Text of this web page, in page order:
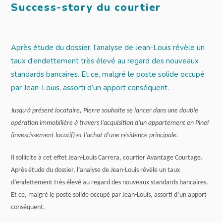
Success-story du courtier
Après étude du dossier, l’analyse de Jean-Louis révèle un
taux d’endettement très élevé au regard des nouveaux
standards bancaires. Et ce, malgré le poste solide occupé
par Jean-Louis, assorti d’un apport conséquent.
Jusqu’à présent locataire, Pierre souhaite se lancer dans une double
opération immobilière à travers l’acquisition d’un appartement en Pinel
(investissement locatif) et l’achat d’une résidence principale.
Il sollicite à cet effet Jean-Louis Carrera, courtier Avantage Courtage.
Après étude du dossier, l’analyse de Jean-Louis révèle un taux
d’endettement très élevé au regard des nouveaux standards bancaires.
Et ce, malgré le poste solide occupé par Jean-Louis, assorti d’un apport
conséquent.